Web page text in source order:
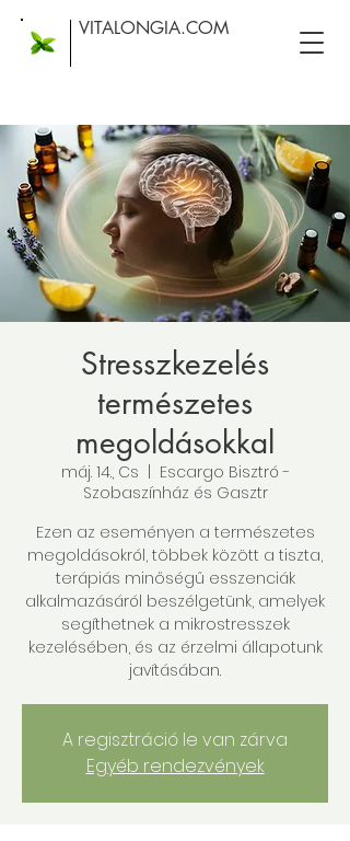
VITALONGIA.COM
Stresszkezelés
természetes
megoldásokkal
máj. 14., Cs
Escargo Bisztró -
Szobaszínház és Gasztr
Ezen az eseményen a természetes
megoldásokról, többek között a tiszta,
terápiás minőségű esszenciák
alkalmazásáról beszélgetünk, amelyek
segíthetnek a mikrostresszek
kezelésében, és az érzelmi állapotunk
javításában.
A regisztráció le van zárva
Egyéb rendezvények